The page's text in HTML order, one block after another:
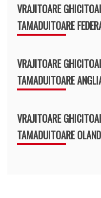
VRAJITOARE
TAMADUITOARE
VRAJITOARE
TAMADUITOARE
VRAJITOARE
TAMADUITOARE